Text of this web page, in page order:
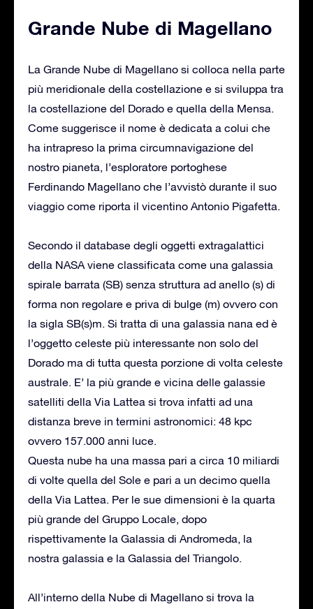
Grande Nube di Magellano
La Grande Nube di Magellano si colloca nella parte
più meridionale della costellazione e si sviluppa tra
la costellazione del Dorado e quella della Mensa.
Come suggerisce il nome è dedicata a colui che
ha intrapreso la prima circumnavigazione del
nostro pianeta, l’esploratore portoghese
Ferdinando Magellano che l’avvistò durante il suo
viaggio come riporta il vicentino Antonio Pigafetta.
Secondo il database degli oggetti extragalattici
della NASA viene classificata come una galassia
spirale barrata (SB) senza struttura ad anello (s) di
forma non regolare e priva di bulge (m) ovvero con
la sigla SB(s)m. Si tratta di una galassia nana ed è
l’oggetto celeste più interessante non solo del
Dorado ma di tutta questa porzione di volta celeste
australe. E’ la più grande e vicina delle galassie
satelliti della Via Lattea si trova infatti ad una
distanza breve in termini astronomici: 48 kpc
ovvero 157.000 anni luce.
Questa nube ha una massa pari a circa 10 miliardi
di volte quella del Sole e pari a un decimo quella
della Via Lattea. Per le sue dimensioni è la quarta
più grande del Gruppo Locale, dopo
rispettivamente la Galassia di Andromeda, la
nostra galassia e la Galassia del Triangolo.
All’interno della Nube di Magellano si trova la